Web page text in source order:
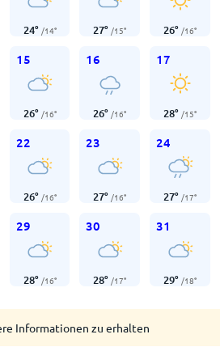
24° /14° 27° /15° 26° /16°
15
26° /16°
16
26° /16°
17
28° /15°
22
26° /16°
23
27° /16°
24
27° /17°
29
28° /16°
30
28° /17°
31
29° /18°
Informationen zu erhalten